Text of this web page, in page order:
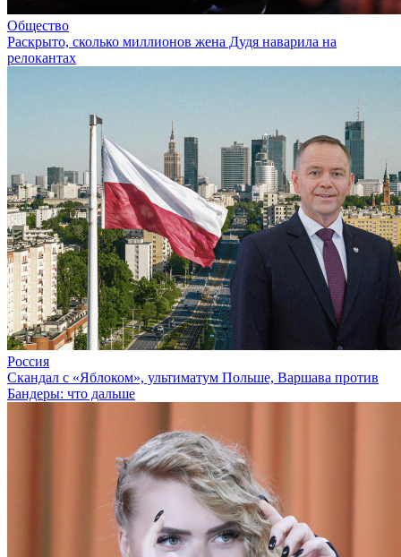
Общество
Раскрыто, сколько миллионов жена Дудя наварила на
релокантах
Россия
Скандал с «Яблоком», ультиматум Польше, Варшава против
Бандеры: что дальше